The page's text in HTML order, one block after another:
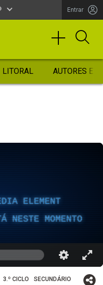
Entrar
LITORAL AUTORES
ELEMENT
NESTE MOMENTO
3.º CICLO SECUNDÁRIO